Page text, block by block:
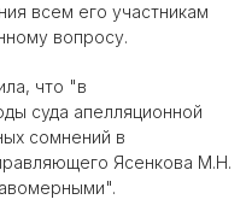
всем его участникам
вопросу.
что "в
суда апелляционной
сомнений в
Ясенкова М.Н.